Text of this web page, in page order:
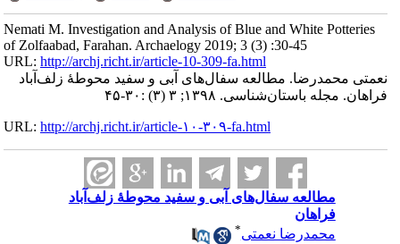
Nemati M. Investigation and Analysis of Blue and White Potteries
of Zolfaabad, Farahan. Archaelogy 2019; 3 (3) :30-45
URL:http://archj.richt.ir/article-10-309-fa.html
نعمتی محمدرضا. مطالعه سفال‌های آبی و سفید محوطۀ زلف‌آباد
فراهان. مجله باستان‌شناسی. ۱۳۹۸; ۳ (۳) :۳۰-۴۵
URL:http://archj.richt.ir/article-۱۰-۳۰۹-fa.html
مطالعه سفال‌های آبی و سفید محوطۀ زلف‌آباد
فراهان
محمدرضا نعمتی